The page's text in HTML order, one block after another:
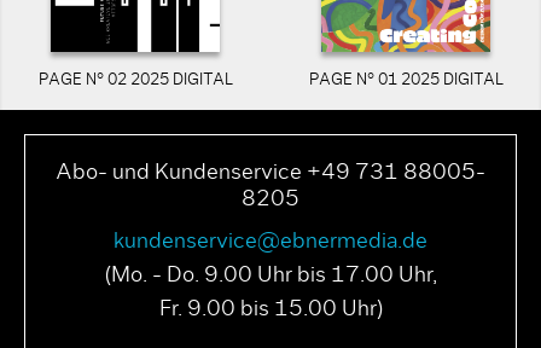
PAGE N° 02 2025 DIGITAL PAGE N° 01 2025 DIGITAL
Abo- und Kundenservice +49 731 88005-
8205
kundenservice@ebnermedia.de
(Mo. - Do. 9.00 Uhr bis 17.00 Uhr,
Fr. 9.00 bis 15.00 Uhr)